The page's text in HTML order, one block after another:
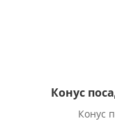
Конус
Конус